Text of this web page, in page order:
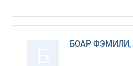
БОАР ФЭМИЛИ,